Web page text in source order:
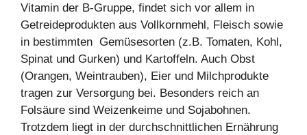
Vitamin der B-Gruppe, findet sich vor allem in
Getreideprodukten aus Vollkornmehl, Fleisch sowie
in bestimmten Gemüsesorten (z.B. Tomaten, Kohl,
Spinat und Gurken) und Kartoffeln. Auch Obst
(Orangen, Weintrauben), Eier und Milchprodukte
tragen zur Versorgung bei. Besonders reich an
Folsäure sind Weizenkeime und Sojabohnen.
Trotzdem liegt in der durchschnittlichen Ernährung